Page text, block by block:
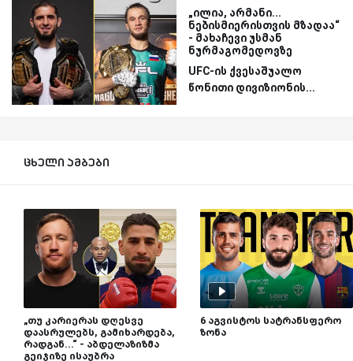
„ილია, არმანი...
ნებისმიერისთვის მზადაა“
- მახაჩევი უსმან
ნურმაგომედოვზე
UFC-ის ქვესაშუალო
წონითი დივიზიონის...
ცხელი ამბები
„თუ კარიერას დღესვე
დაასრულებს, გამიხარდება,
რადგან...“ - აბდელაზიზმა
გეიჯიზე ისაუბრა
6 აგვისტოს სატრანსფერო
ზონა